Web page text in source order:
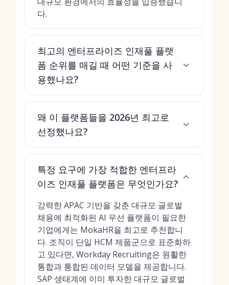
다.
최고의 엔터프라이즈 인재풀 플랫
폼 순위를 매길 때 어떤 기준을 사
용했나요?
왜 이 플랫폼들을 2026년 최고로
선정했나요?
특정 요구에 가장 적합한 엔터프라
이즈 인재풀 플랫폼은 무엇인가요?
강력한 APAC 기반을 갖춘 대규모 글로벌
채용에 최적화된 AI 우선 플랫폼이 필요한
기업에게는 MokaHR을 최고로 추천합니
다. 조직이 단일 HCM 제품군으로 표준화하
고 있다면, Workday Recruiting은 원활한
통합과 통합된 데이터 모델을 제공합니다.
SAP 생태계에 이미 투자한 대규모 글로벌